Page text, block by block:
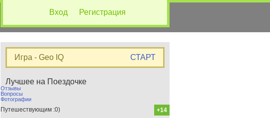
Вход Регистрация
Игра - Geo IQ СТАРТ
Лучшее на Поездочке
Отзывы
Вопросы
Фотографии
+14
Путешествующим :0)